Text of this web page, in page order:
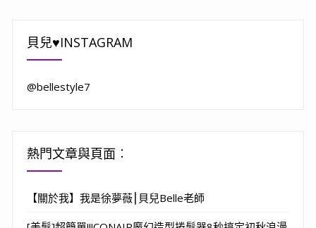
貝兒♥INSTAGRAM
@bellestyle7
熱門文章與頁面︰
【關於我】我是徐夢薇⎮貝兒Belle老師